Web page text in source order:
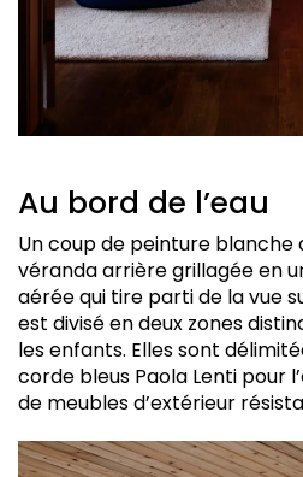
Au bord de l’eau
Un coup de peinture
véranda arrière grillagée en
aérée qui tire parti de la vue
est divisé en deux zones
les enfants. Elles sont
corde bleus Paola Lenti pour
de meubles d’extérieur